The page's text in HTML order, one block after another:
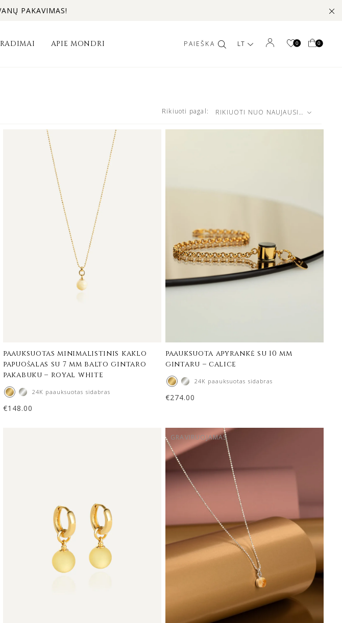
PAKAVIMAS!
APIE MONDRI LT 0 0
Rikiuoti pagal: RIKIUOTI NUO NAUJAUSIŲ
paauksuotas minimalistinis kaklo
papuošalas su 7 mm balto gintaro
pakabuku – royal white
24K paauksuotas sidabras
€148.00
paauksuota apyrankė su 10 mm
gintaru – calice
24K paauksuotas sidabras
€274.00
GRAVIRUOJAMAS